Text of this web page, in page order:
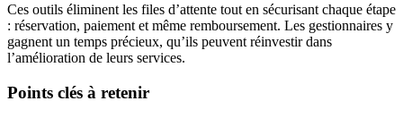
Ces outils éliminent les files d’attente tout en sécurisant chaque étape
: réservation, paiement et même remboursement. Les gestionnaires y
gagnent un temps précieux, qu’ils peuvent réinvestir dans
l’amélioration de leurs services.
Points clés à retenir